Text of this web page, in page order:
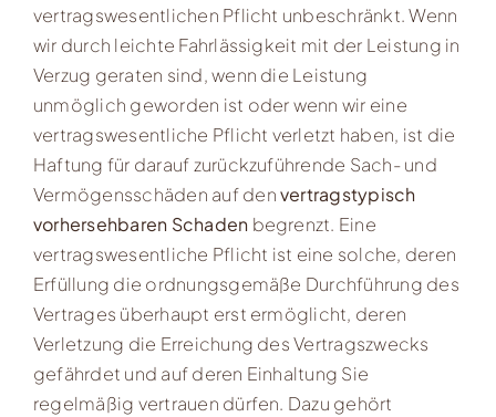
vertragswesentlichen Pflicht unbeschränkt. Wenn
wir durch leichte Fahrlässigkeit mit der Leistung in
Verzug geraten sind, wenn die Leistung
unmöglich geworden ist oder wenn wir eine
vertragswesentliche Pflicht verletzt haben, ist die
Haftung für darauf zurückzuführende Sach- und
Vermögensschäden auf denvertragstypisch
vorhersehbaren Schaden begrenzt. Eine
vertragswesentliche Pflicht ist eine solche, deren
Erfüllung die ordnungsgemäße Durchführung des
Vertrages überhaupt erst ermöglicht, deren
Verletzung die Erreichung des Vertragszwecks
gefährdet und auf deren Einhaltung Sie
regelmäßig vertrauen dürfen. Dazu gehört